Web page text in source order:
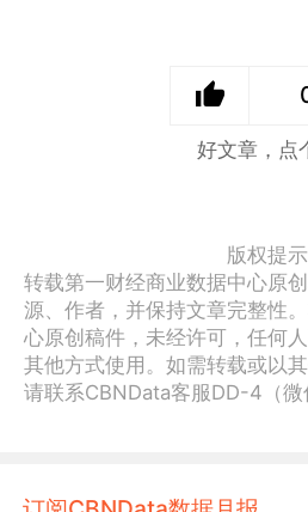
好文章，点
版权提示
转载第一财经商业数据中心原
源、作者，并保持文章完整性
心原创稿件，未经许可，任何
其他方式使用。如需转载或以
请联系CBNData客服DD-4（微